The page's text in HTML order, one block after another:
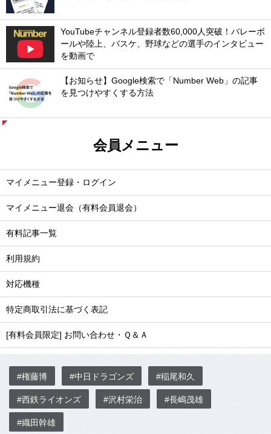
YouTubeチャンネル登録者数60,000人突破！バレーボ
ールや陸上、バスケ、野球などの選手のインタビュー
を動画で
【お知らせ】Google検索で「Number Web」の記事
を見つけやすくする方法
会員メニュー
マイメニュー登録・ログイン
マイメニュー退会（有料会員退会）
有料記事一覧
利用規約
対応機種
特定商取引法に基づく表記
[有料会員限定] お問い合わせ・Ｑ＆Ａ
#権藤博 #中日ドラゴンズ #稲尾和久
#西鉄ライオンズ #沢村栄治 #長嶋茂雄
#織田幹雄